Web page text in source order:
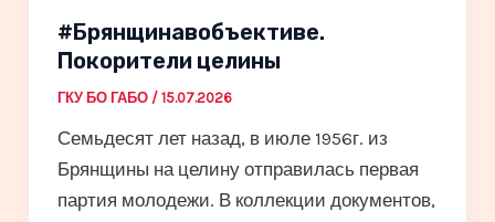
#Брянщинавобъективе.
Покорители целины
ГКУ БО ГАБО / 15.07.2026
Семьдесят лет назад, в июле 1956г. из
Брянщины на целину отправилась первая
партия молодежи. В коллекции документов,